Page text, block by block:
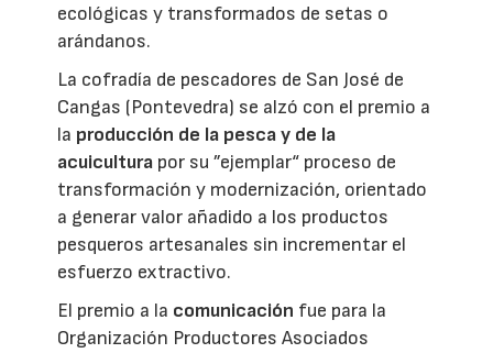
ecológicas y transformados de setas o
arándanos.
La cofradía de pescadores de San José de
Cangas (Pontevedra) se alzó con el premio a
la producción de la pesca y de la
acuicultura por su ”ejemplar“ proceso de
transformación y modernización, orientado
a generar valor añadido a los productos
pesqueros artesanales sin incrementar el
esfuerzo extractivo.
El premio a la comunicación fue para la
Organización Productores Asociados